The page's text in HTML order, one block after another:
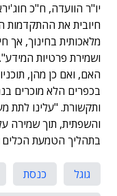
יו"ר הוועדה, ח"כ
חיובית את ההתקדמות
מלאכותית בחינוך, אך
ושמירת פרטיות
האם, ואם כן מהן,
בכפרים הלא מוכרים
ותקשורת. "עלינו לתת
והשפתית, תוך שמירה
בתהליך הטמעת
גוגל כנסת